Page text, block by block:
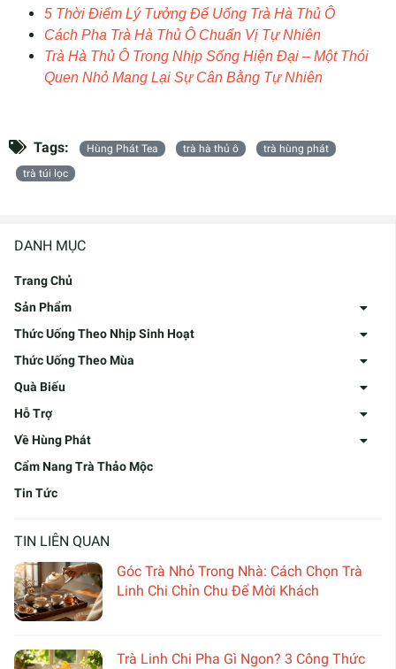
DANH MỤC
Trang Chủ
Sản Phẩm
Thức Uống Theo Nhịp Sinh Hoạt
Thức Uống Theo Mùa
Quà Biếu
Hỗ Trợ
Về Hùng Phát
Cẩm Nang Trà Thảo Mộc
Tin Tức
TIN LIÊN QUAN
Góc Trà Nhỏ Trong Nhà: Cách Chọn Trà
Linh Chi Chỉn Chu Để Mời Khách
Trà Linh Chi Pha Gì Ngon? 3 Công Thức
5 Thời Điểm Lý Tưởng Để Uống Trà Hà Thủ Ô
Cách Pha Trà Hà Thủ Ô Chuẩn Vị Tự Nhiên
Trà Hà Thủ Ô Trong Nhịp Sống Hiện Đại – Một Thói
Quen Nhỏ Mang Lại Sự Cân Bằng Tự Nhiên
Tags: Hùng Phát Tea trà hà thủ ô
trà hùng phát
trà túi lọc